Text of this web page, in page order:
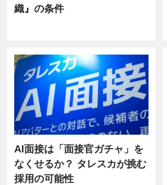
織』の条件
AI面接は「面接官ガチャ」を
なくせるか？ タレスカが挑む
採用の可能性